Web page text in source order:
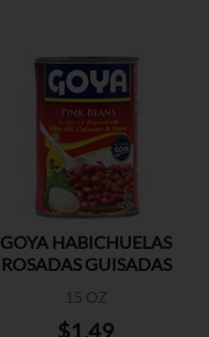
GOYA HABICHUELAS
ROSADAS GUISADAS
15 OZ
$1.49